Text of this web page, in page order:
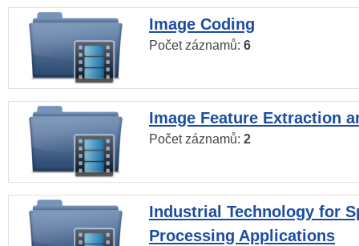
Image Coding
Počet záznamů: 6
Image Feature Extraction
Počet záznamů: 2
Industrial Technology for
Processing Applications